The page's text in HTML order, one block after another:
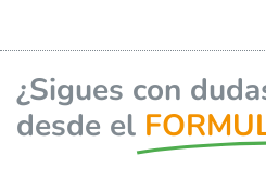
¿Sigues con
desde el